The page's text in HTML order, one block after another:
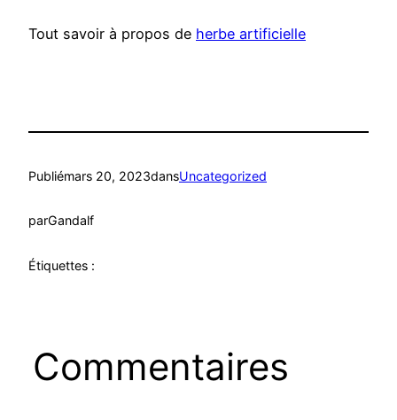
Tout savoir à propos de herbe artificielle
Publiémars 20, 2023dansUncategorized
parGandalf
Étiquettes :
Commentaires